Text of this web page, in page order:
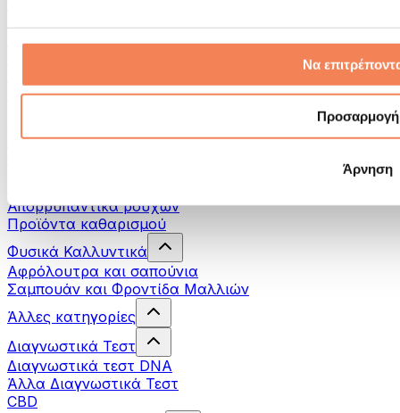
Να
Προσαρμογή
Άρνηση
Γιόγκα & Πιλάτες
Πεζοπορία
Θεραπεία με Κόκκινο Φως
Απορρυπαντικά ρούχων
Προϊόντα καθαρισμού
Φυσικά Καλλυντικά
Αφρόλουτρα και σαπούνια
Σαμπουάν και Φροντίδα Μαλλιών
Άλλες κατηγορίες
Διαγνωστικά Τεστ
Διαγνωστικά τεστ DNA
Άλλα Διαγνωστικά Τεστ
CBD